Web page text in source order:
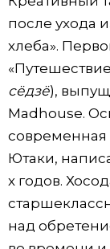
после ухода
хлеба».
сёдзё),
Madhouse.
современная
Ютаки,
х годов.
над